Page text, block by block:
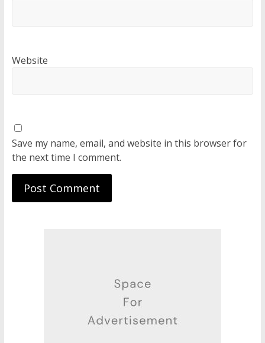
Website
Save my name, email, and website in this browser for
the next time I comment.